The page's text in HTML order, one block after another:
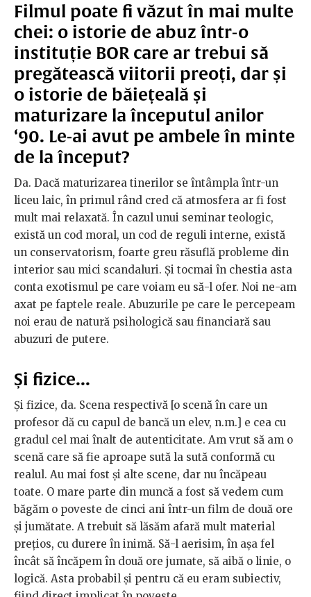
Filmul poate fi văzut în mai multe
chei: o istorie de abuz într-o
instituție BOR care ar trebui să
pregătească viitorii preoți, dar și
o istorie de băiețeală și
maturizare la începutul anilor
‘90. Le-ai avut pe ambele în minte
de la început?
Da. Dacă maturizarea tinerilor se întâmpla într-un
liceu laic, în primul rând cred că atmosfera ar fi fost
mult mai relaxată. În cazul unui seminar teologic,
există un cod moral, un cod de reguli interne, există
un conservatorism, foarte greu răsuflă probleme din
interior sau mici scandaluri. Și tocmai în chestia asta
conta exotismul pe care voiam eu să-l ofer. Noi ne-am
axat pe faptele reale. Abuzurile pe care le percepeam
noi erau de natură psihologică sau financiară sau
abuzuri de putere.
Și fizice...
Și fizice, da. Scena respectivă [o scenă în care un
profesor dă cu capul de bancă un elev, n.m.] e cea cu
gradul cel mai înalt de autenticitate. Am vrut să am o
scenă care să fie aproape sută la sută conformă cu
realul. Au mai fost și alte scene, dar nu încăpeau
toate. O mare parte din muncă a fost să vedem cum
băgăm o poveste de cinci ani într-un film de două ore
și jumătate. A trebuit să lăsăm afară mult material
prețios, cu durere în inimă. Să-l aerisim, în așa fel
încât să încăpem în două ore jumate, să aibă o linie, o
logică. Asta probabil și pentru că eu eram subiectiv,